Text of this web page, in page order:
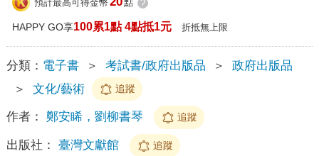
預計最高可得金幣 點 ?
HAPPY GO享100累1點 4點抵1元 折抵無上限
分類： 電子書 ＞ 考試書/政府出版品 ＞
政府出版品
＞
文化/藝術 追蹤
作者： 鄭安睎，劉柳書琴 追蹤
出版社： 臺灣文獻館 追蹤